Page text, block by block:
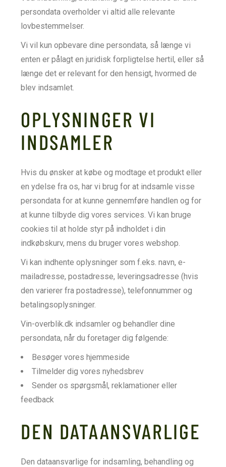
persondata overholder vi altid alle relevante
lovbestemmelser.
Vi vil kun opbevare dine persondata, så længe vi
enten er pålagt en juridisk forpligtelse hertil, eller så
længe det er relevant for den hensigt, hvormed de
blev indsamlet.
OPLYSNINGER VI
INDSAMLER
Hvis du ønsker at købe og modtage et produkt eller
en ydelse fra os, har vi brug for at indsamle visse
persondata for at kunne gennemføre handlen og for
at kunne tilbyde dig vores services. Vi kan bruge
cookies til at holde styr på indholdet i din
indkøbskurv, mens du bruger vores webshop.
Vi kan indhente oplysninger som f.eks. navn, e-
mailadresse, postadresse, leveringsadresse (hvis
den varierer fra postadresse), telefonnummer og
betalingsoplysninger.
Vin-overblik.dk indsamler og behandler dine
persondata, når du foretager dig følgende:
Besøger vores hjemmeside
Tilmelder dig vores nyhedsbrev
Sender os spørgsmål, reklamationer eller
feedback
DEN DATAANSVARLIGE
Den dataansvarlige for indsamling, behandling og